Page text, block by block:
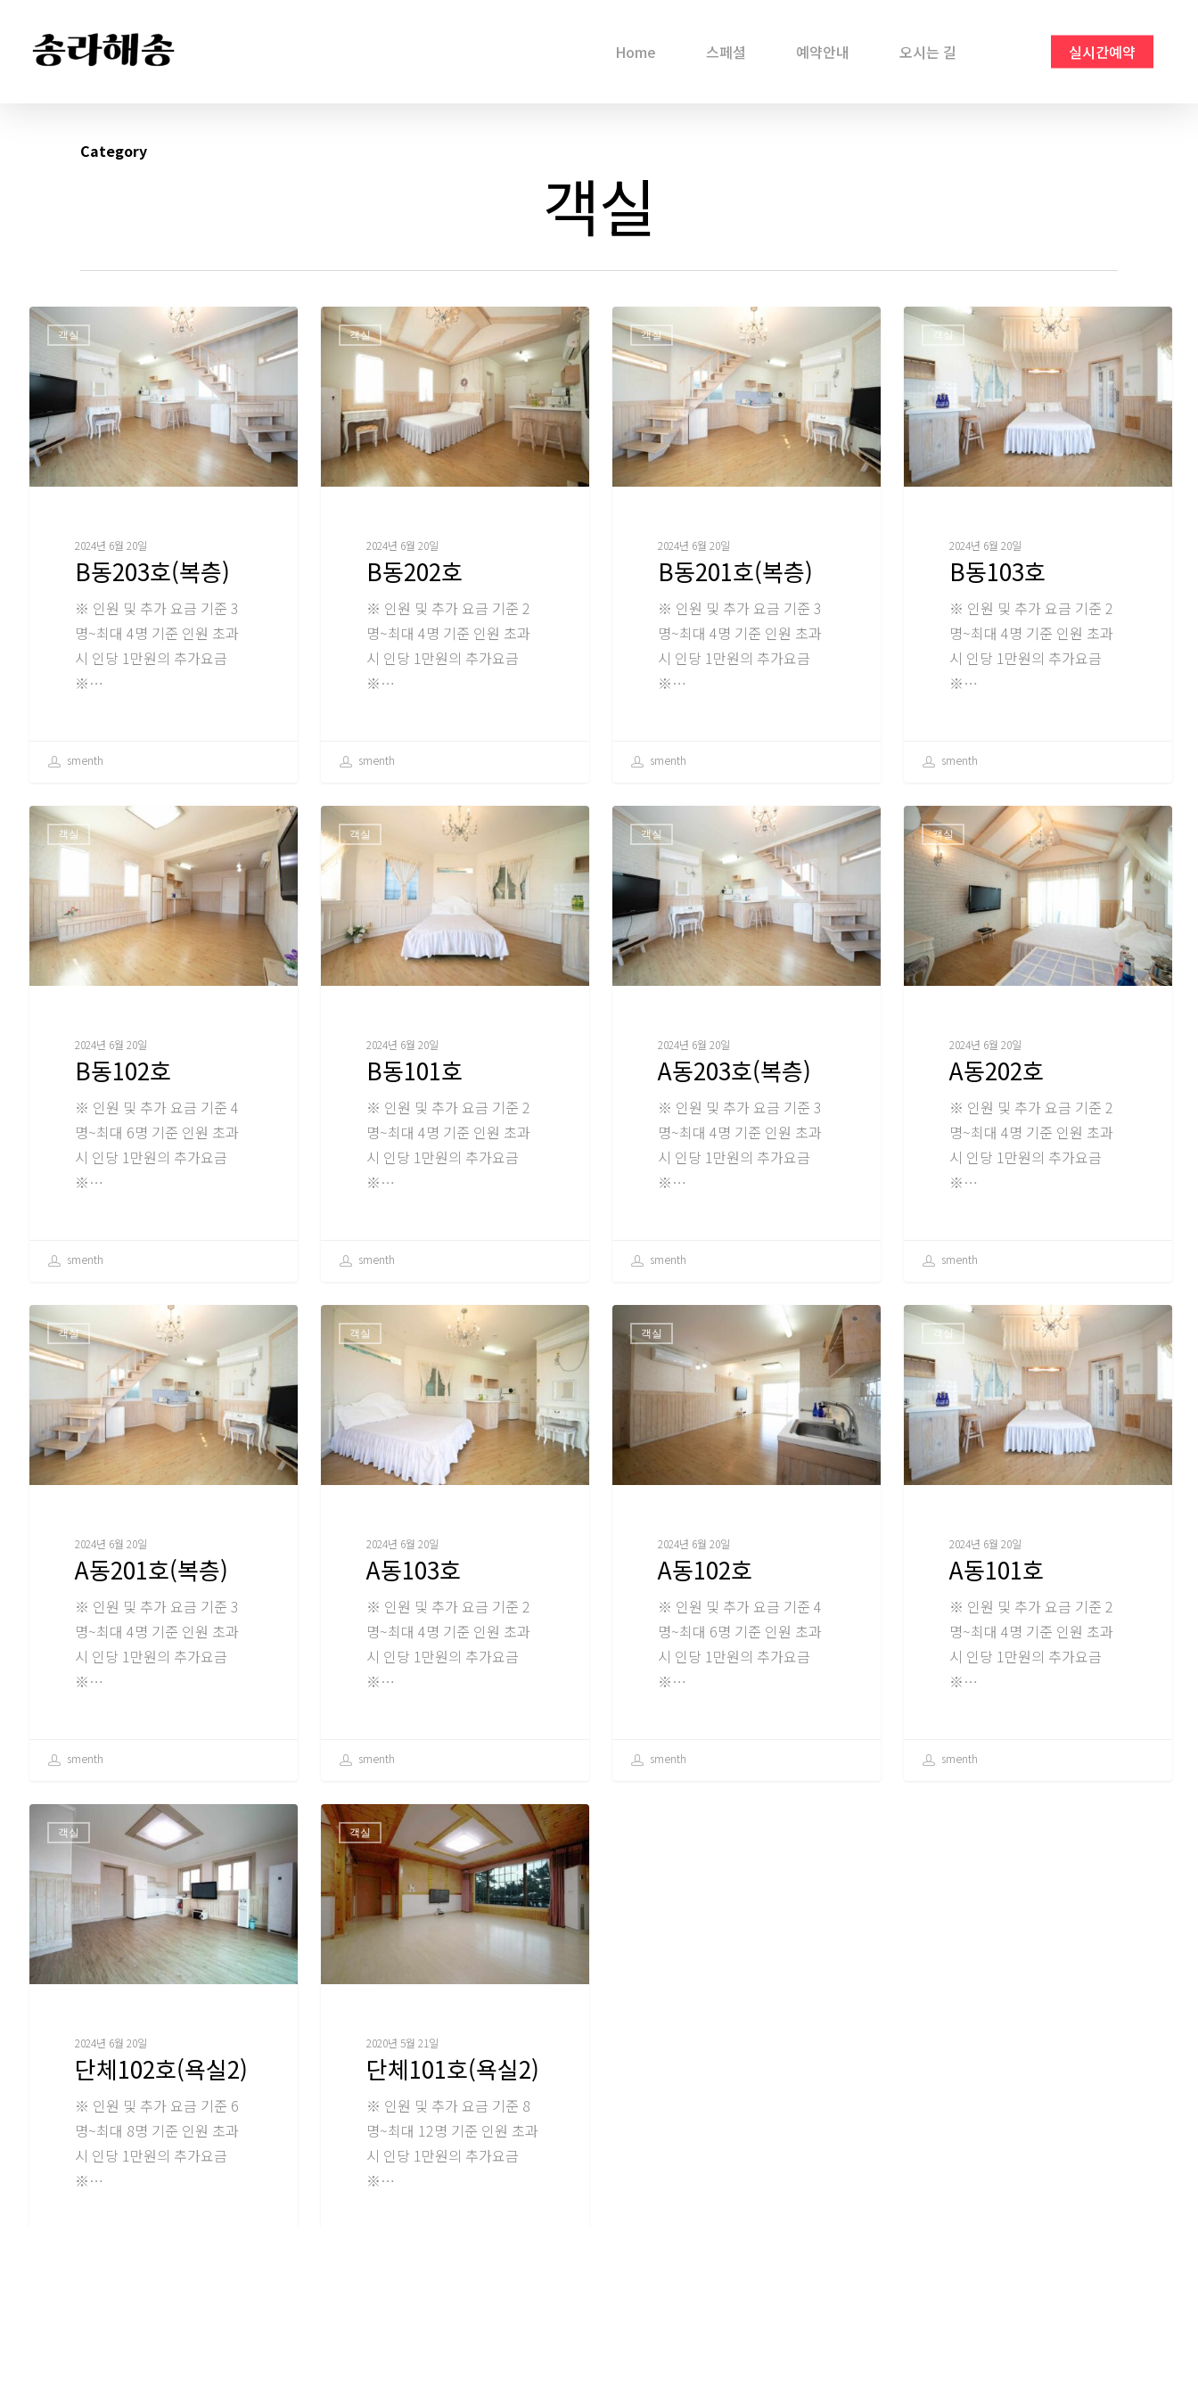
Home 스페셜 예약안내 오시는 길 실시간예약
Category
객실
객실
2024년 6월 20일
B동203호(복층)
※ 인원 및 추가 요금 기준 3
명~최대 4명 기준 인원 초과
시 인당 1만원의 추가요금
※…
smenth
객실
2024년 6월 20일
B동202호
※ 인원 및 추가 요금 기준 2
명~최대 4명 기준 인원 초과
시 인당 1만원의 추가요금
※…
smenth
객실
2024년 6월 20일
B동201호(복층)
※ 인원 및 추가 요금 기준 3
명~최대 4명 기준 인원 초과
시 인당 1만원의 추가요금
※…
smenth
객실
2024년 6월 20일
B동103호
※ 인원 및 추가 요금 기준 2
명~최대 4명 기준 인원 초과
시 인당 1만원의 추가요금
※…
smenth
객실
2024년 6월 20일
B동102호
※ 인원 및 추가 요금 기준 4
명~최대 6명 기준 인원 초과
시 인당 1만원의 추가요금
※…
smenth
객실
2024년 6월 20일
B동101호
※ 인원 및 추가 요금 기준 2
명~최대 4명 기준 인원 초과
시 인당 1만원의 추가요금
※…
smenth
객실
2024년 6월 20일
A동203호(복층)
※ 인원 및 추가 요금 기준 3
명~최대 4명 기준 인원 초과
시 인당 1만원의 추가요금
※…
smenth
객실
2024년 6월 20일
A동202호
※ 인원 및 추가 요금 기준 2
명~최대 4명 기준 인원 초과
시 인당 1만원의 추가요금
※…
smenth
객실
2024년 6월 20일
A동201호(복층)
※ 인원 및 추가 요금 기준 3
명~최대 4명 기준 인원 초과
시 인당 1만원의 추가요금
※…
smenth
객실
2024년 6월 20일
A동103호
※ 인원 및 추가 요금 기준 2
명~최대 4명 기준 인원 초과
시 인당 1만원의 추가요금
※…
smenth
객실
2024년 6월 20일
A동102호
※ 인원 및 추가 요금 기준 4
명~최대 6명 기준 인원 초과
시 인당 1만원의 추가요금
※…
smenth
객실
2024년 6월 20일
A동101호
※ 인원 및 추가 요금 기준 2
명~최대 4명 기준 인원 초과
시 인당 1만원의 추가요금
※…
smenth
객실
2024년 6월 20일
단체102호(욕실2)
※ 인원 및 추가 요금 기준 6
명~최대 8명 기준 인원 초과
시 인당 1만원의 추가요금
※…
객실
2020년 5월 21일
단체101호(욕실2)
※ 인원 및 추가 요금 기준 8
명~최대 12명 기준 인원 초과
시 인당 1만원의 추가요금
※…